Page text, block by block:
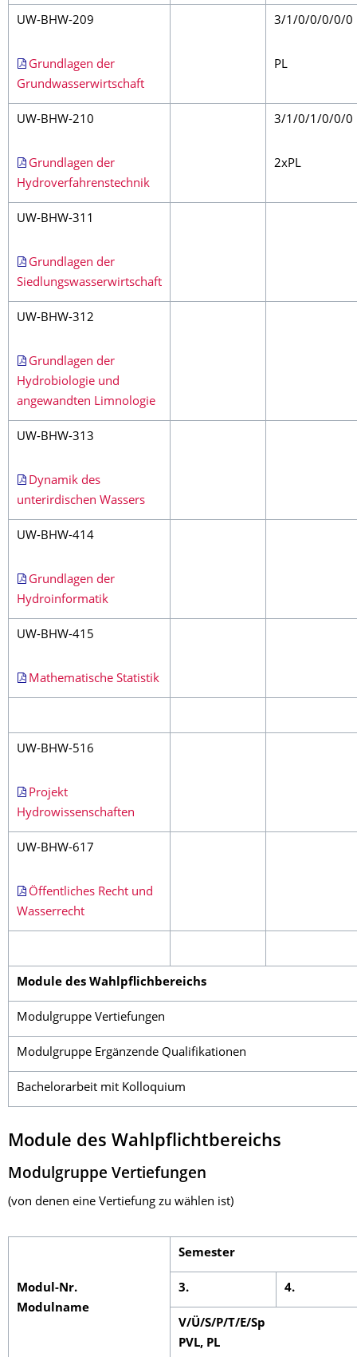
UW-BHW-209
Grundlagen der
Grundwasserwirtschaft
3/1/0/0/0/0/0
PL
UW-BHW-210
Grundlagen der
Hydroverfahrenstechnik
3/1/0/1/0/0/0
2xPL
UW-BHW-311
Grundlagen der
Siedlungswasserwirtschaft
UW-BHW-312
Grundlagen der
Hydrobiologie und
angewandten Limnologie
UW-BHW-313
Dynamik des
unterirdischen Wassers
UW-BHW-414
Grundlagen der
Hydroinformatik
UW-BHW-415
Mathematische Statistik
UW-BHW-516
Projekt
Hydrowissenschaften
UW-BHW-617
Öffentliches Recht und
Wasserrecht
Module des Wahlpflichbereichs
Modulgruppe Vertiefungen
Modulgruppe Ergänzende Qualifikationen
Bachelorarbeit mit Kolloquium
Module des Wahlpflichtbereichs
Modulgruppe Vertiefungen
(von denen eine Vertiefung zu wählen ist)
Modul-Nr.
Modulname
Semester
3. 4.
V/Ü/S/P/T/E/Sp
PVL, PL